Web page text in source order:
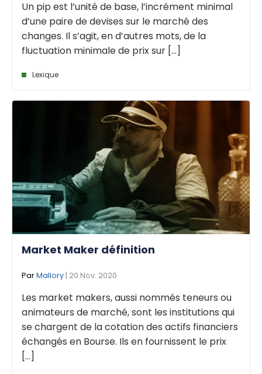
Un pip est l’unité de base, l’incrément minimal
d’une paire de devises sur le marché des
changes. Il s’agit, en d’autres mots, de la
fluctuation minimale de prix sur [...]
Lexique
Market Maker définition
ParMallory | 20 Nov. 2020
Les market makers, aussi nommés teneurs ou
animateurs de marché, sont les institutions qui
se chargent de la cotation des actifs financiers
échangés en Bourse. Ils en fournissent le prix
[...]